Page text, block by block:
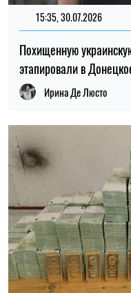
15:35, 30.07.2026
Похищенную
этапировали в
Ирина Де Люсто